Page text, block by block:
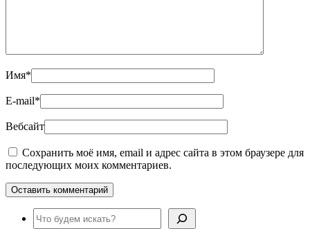
Имя*
E-mail*
Вебсайт
Сохранить моё имя, email и адрес сайта в этом браузере для
последующих моих комментариев.
Поиск